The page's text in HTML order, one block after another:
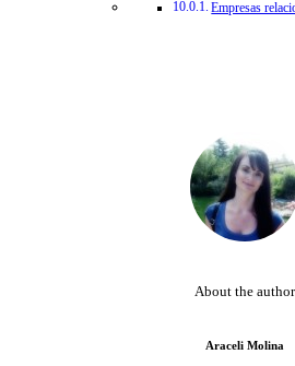
Empresas
About the author
Araceli Molina